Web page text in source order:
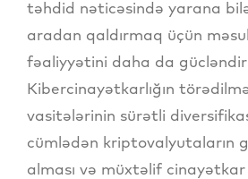
təhdid nəticəsində yarana
aradan qaldırmaq üçün
fəaliyyətini daha da
Kibercinayətkarlığın
vasitələrinin sürətli
cümlədən kriptovalyutaların
alması və müxtəlif